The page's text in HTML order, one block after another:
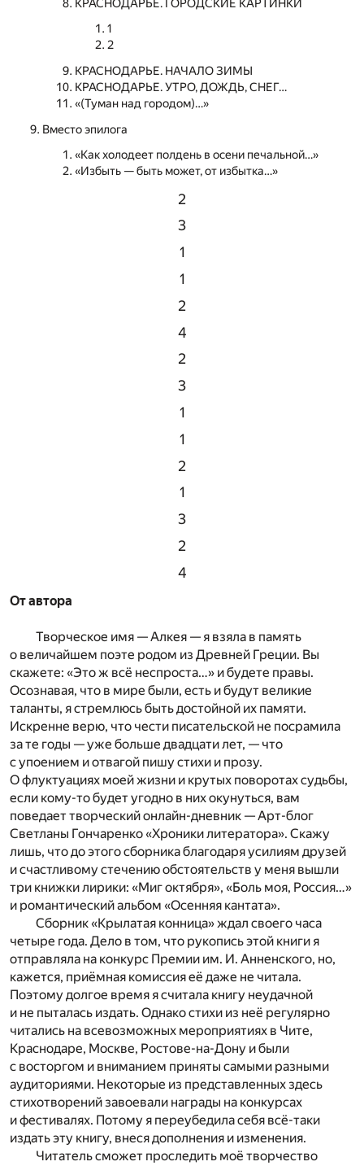
КРАСНОДАРЬЕ. ГОРОДСКИЕ КАРТИНКИ
1
2
КРАСНОДАРЬЕ. НАЧАЛО ЗИМЫ
КРАСНОДАРЬЕ. УТРО, ДОЖДЬ, СНЕГ…
«(Туман над городом)…»
Вместо эпилога
«Как холодеет полдень в осени печальной…»
«Избыть — быть может, от избытка…»
2
3
1
1
2
4
2
3
1
1
2
1
3
2
4
От автора
Творческое имя — Алкея — я взяла в память
о величайшем поэте родом из Древней Греции. Вы
скажете: «Это ж всё неспроста…» и будете правы.
Осознавая, что в мире были, есть и будут великие
таланты, я стремлюсь быть достойной их памяти.
Искренне верю, что чести писательской не посрамила
за те годы — уже больше двадцати лет, — что
с упоением и отвагой пишу стихи и прозу.
О флуктуациях моей жизни и крутых поворотах судьбы,
если кому-то будет угодно в них окунуться, вам
поведает творческий онлайн-дневник — Арт-блог
Светланы Гончаренко «Хроники литератора». Скажу
лишь, что до этого сборника благодаря усилиям друзей
и счастливому стечению обстоятельств у меня вышли
три книжки лирики: «Миг октября», «Боль моя, Россия…»
и романтический альбом «Осенняя кантата».
Сборник «Крылатая конница» ждал своего часа
четыре года. Дело в том, что рукопись этой книги я
отправляла на конкурс Премии им. И. Анненского, но,
кажется, приёмная комиссия её даже не читала.
Поэтому долгое время я считала книгу неудачной
и не пыталась издать. Однако стихи из неё регулярно
читались на всевозможных мероприятиях в Чите,
Краснодаре, Москве, Ростове-на-Дону и были
с восторгом и вниманием приняты самыми разными
аудиториями. Некоторые из представленных здесь
стихотворений завоевали награды на конкурсах
и фестивалях. Потому я переубедила себя всё-таки
издать эту книгу, внеся дополнения и изменения.
Читатель сможет проследить моё творчество